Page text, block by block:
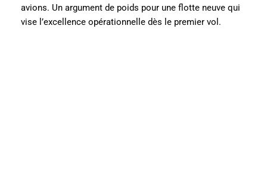
avions. Un argument de poids pour une flotte neuve qui
vise l’excellence opérationnelle dès le premier vol.